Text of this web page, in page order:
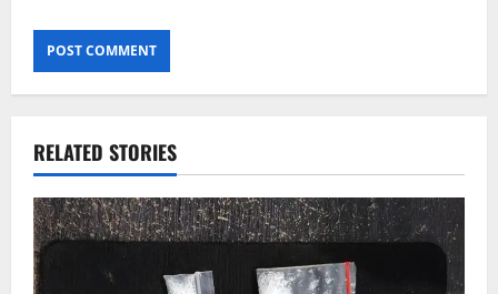
RELATED STORIES